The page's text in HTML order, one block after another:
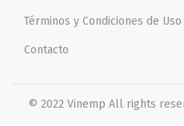
Términos y Condiciones de Uso
Contacto
© 2022 Vinemp All rights